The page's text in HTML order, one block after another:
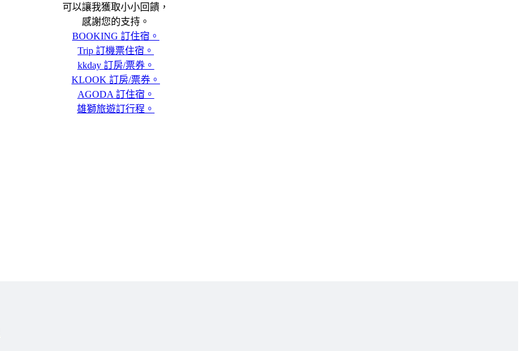
可以讓我獲取小小回饋，
感謝您的支持。
BOOKING 訂住宿。
Trip 訂機票住宿。
kkday 訂房/票券。
KLOOK 訂房/票券。
AGODA 訂住宿。
雄獅旅遊訂行程。